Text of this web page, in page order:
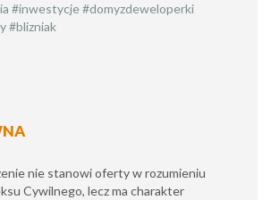
#inwestycje #domyzdeweloperki
#blizniak
nie stanowi oferty w rozumieniu
Cywilnego, lecz ma charakter